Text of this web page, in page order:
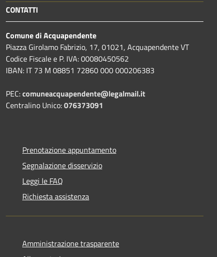
CONTATTI
Comune di Acquapendente
Piazza Girolamo Fabrizio, 17, 01021, Acquapendente VT
Codice Fiscale e P. IVA: 00080450562
IBAN: IT 73 M 08851 72860 000 000206383
PEC:comuneacquapendente@legalmail.it
Centralino Unico:076373091
Prenotazione appuntamento
Segnalazione disservizio
Leggi le FAQ
Richiesta assistenza
Amministrazione trasparente